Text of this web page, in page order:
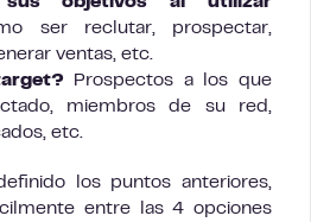
ser reclutar, prospectar,
ventas, etc.
Prospectos a los que
miembros de su red,
etc.
los puntos anteriores,
entre las 4 opciones